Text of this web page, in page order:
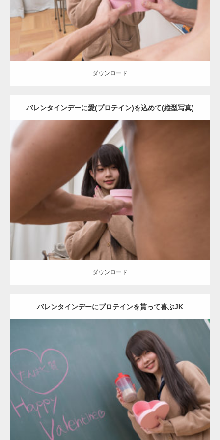
ダウンロード
ダウンロード
バレンタインデーに愛(プロテイン)を込めて(縦型写真)
Update: 2022.01.28
バレンタインのマッチョ(学校) kaichan
ョ) Kaori
ダウンロード
ダウンロード
バレンタインデーにプロテインを貰って喜ぶJK
2022.01.28
Category:バレンタインのマッチョ(学校) kaichan Kaori
ダウンロード